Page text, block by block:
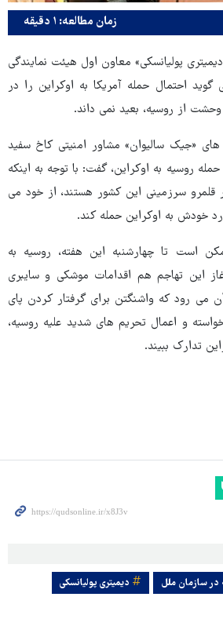
زمان مطالعه: ۱ دقیقه
پولیانسکی» معاون اول هیئت نمایندگی
احتمال حمله آمریکا به اوکراین را در
از روسیه، بعید نمی داند.
های «جیک سالیوان» مشاور امنیتی کاخ سفید
روسیه به اوکراین، گفت: با توجه به اینکه
قلمرو سرزمینی این کشور هستند، از خود می
خودش به اوکراین حمله کند.
است تا چهارشنبه این هفته، روسیه به
این تهاجم هم اقدامات موشکی و سایبری
می رود که واشنگتن برای گرفتار کردن پای
و اعمال تحریم های شدید علیه روسیه،
تدارک ببیند.
در سازمان ملل
دیمیتری پولیانسکی